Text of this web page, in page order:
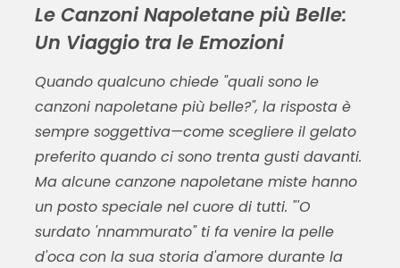
Le Canzoni Napoletane più Belle:
Un Viaggio tra le Emozioni
Quando qualcuno chiede "quali sono le
canzoni napoletane più belle?", la risposta è
sempre soggettiva—come scegliere il gelato
preferito quando ci sono trenta gusti davanti.
Ma alcune canzone napoletane mistehanno
un posto speciale nel cuore di tutti. "'O
surdato 'nnammurato" ti fa venire la pelle
d'oca con la sua storia d'amore durante la